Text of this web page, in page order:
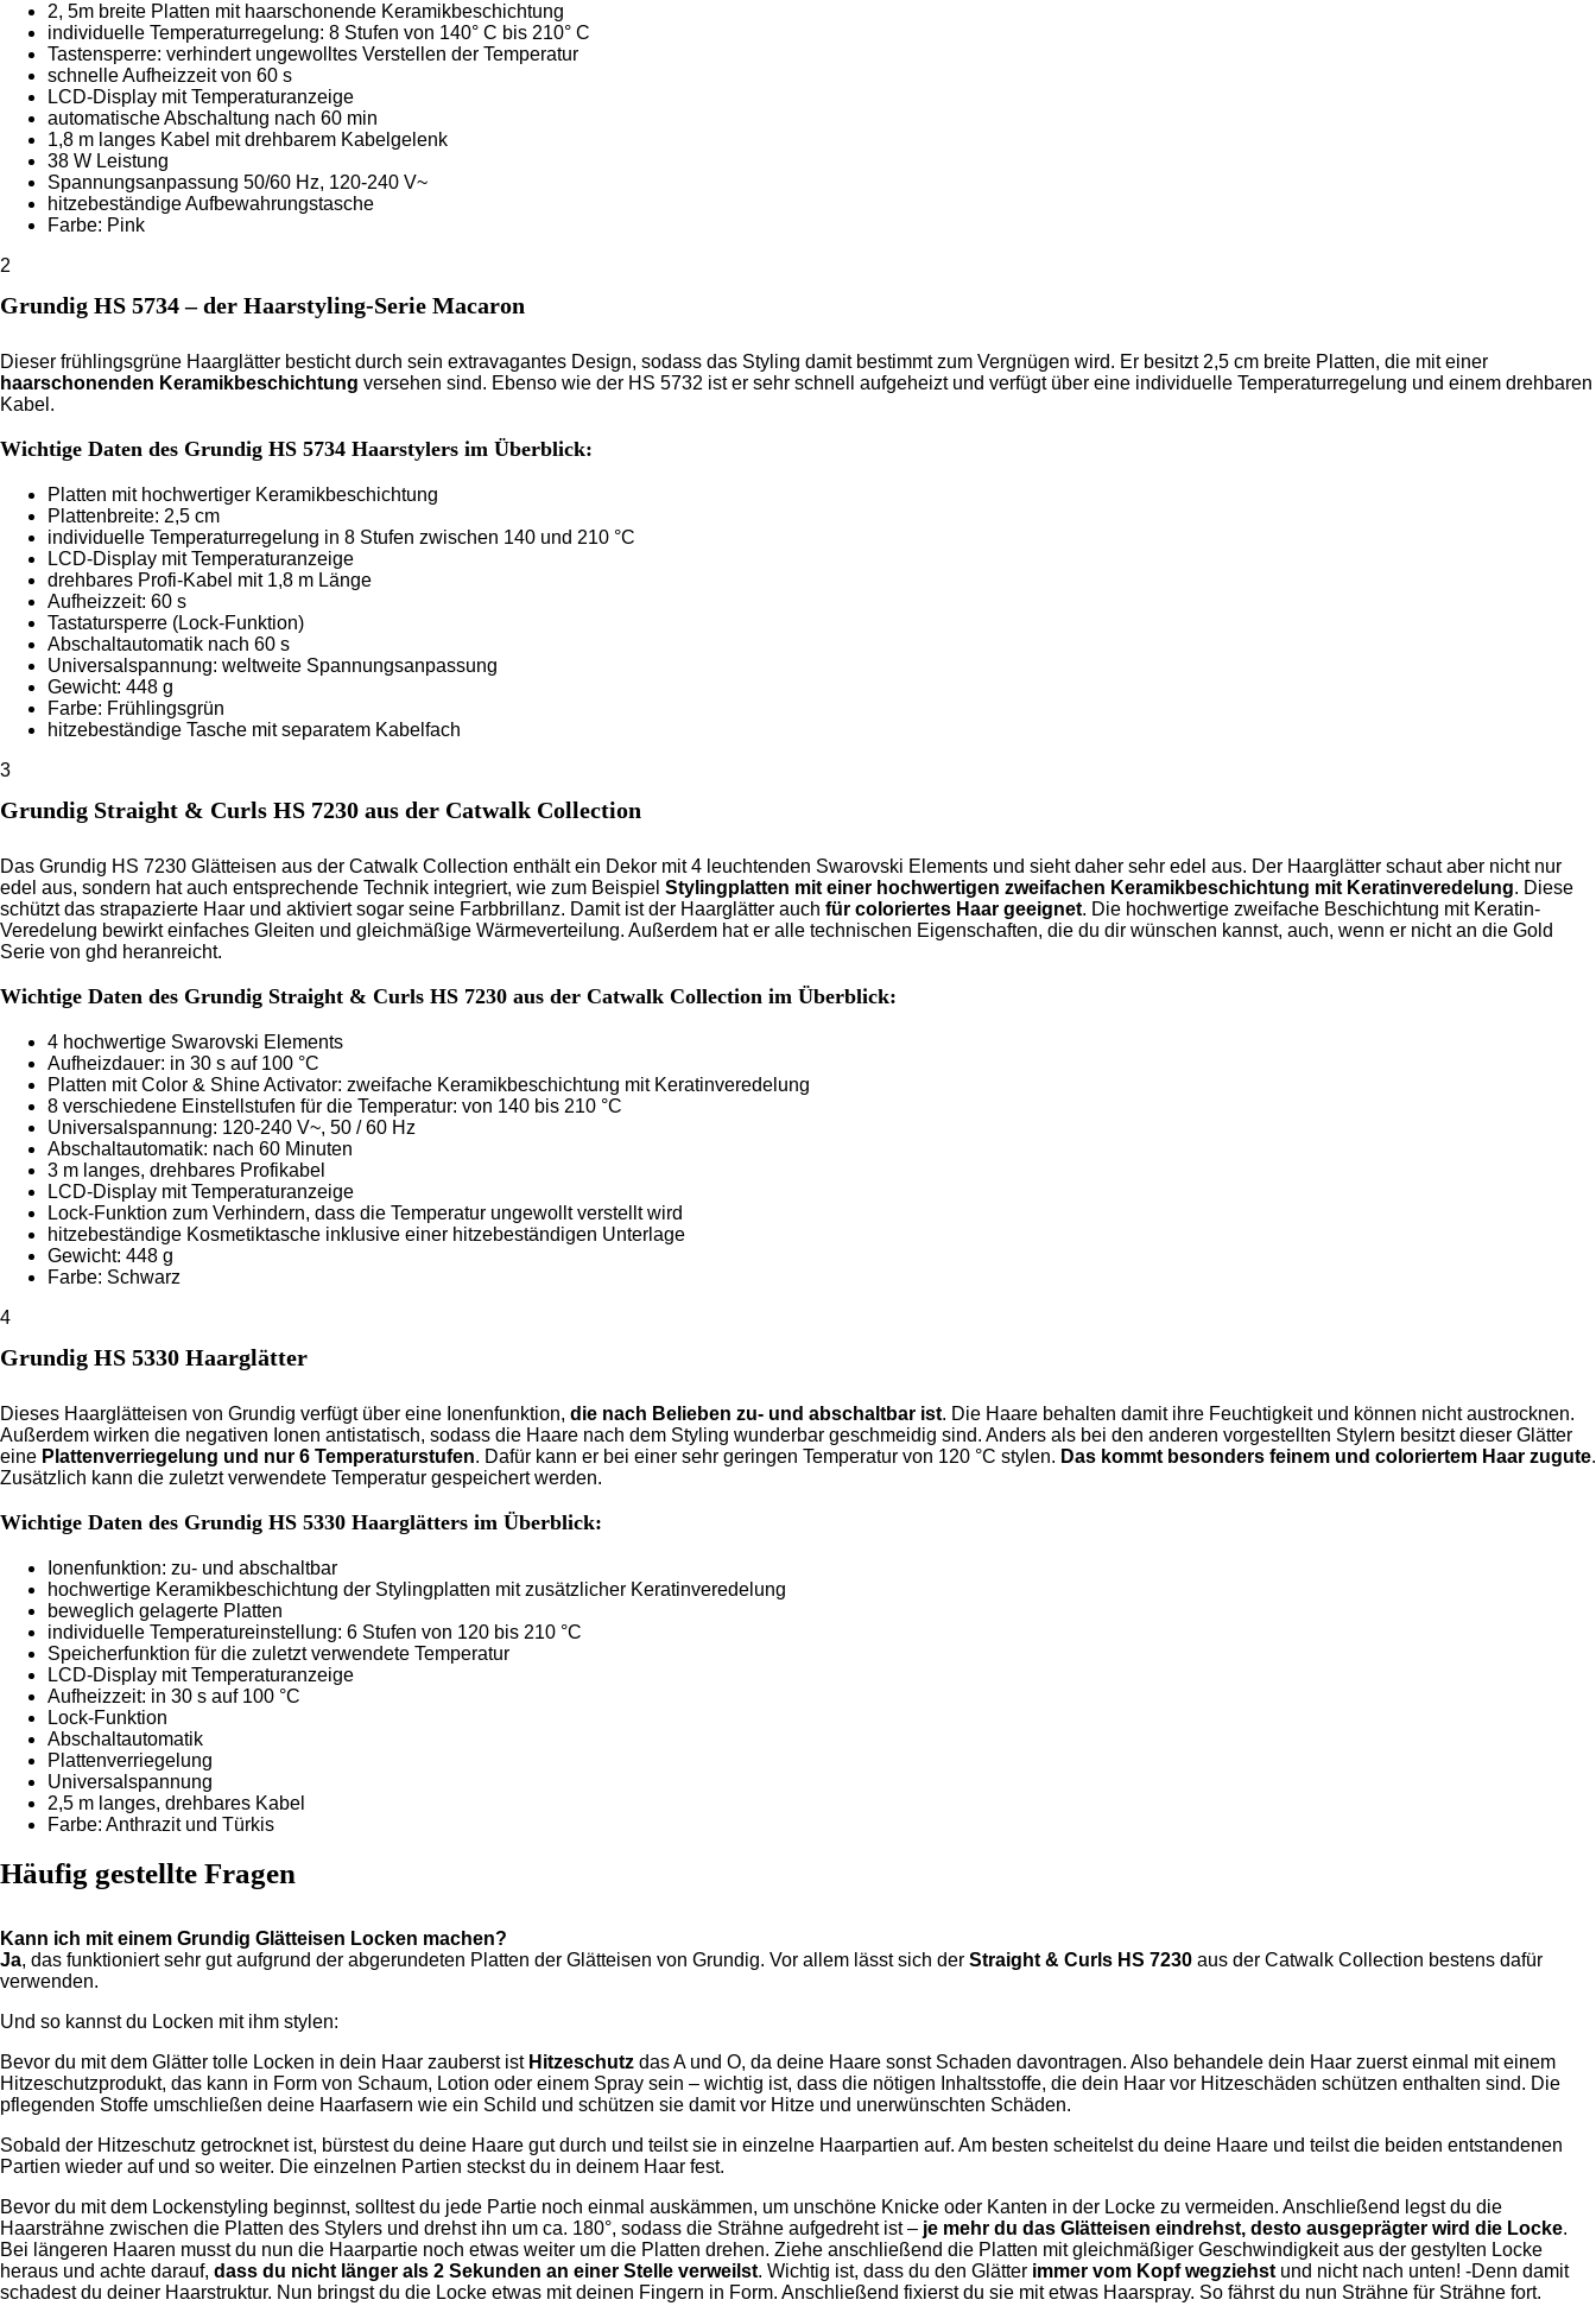
2, 5m breite Platten mit haarschonende Keramikbeschichtung
individuelle Temperaturregelung: 8 Stufen von 140° C bis 210° C
Tastensperre: verhindert ungewolltes Verstellen der Temperatur
schnelle Aufheizzeit von 60 s
LCD-Display mit Temperaturanzeige
automatische Abschaltung nach 60 min
1,8 m langes Kabel mit drehbarem Kabelgelenk
38 W Leistung
Spannungsanpassung 50/60 Hz, 120-240 V~
hitzebeständige Aufbewahrungstasche
Farbe: Pink
2
Grundig HS 5734 – der Haarstyling-Serie Macaron
Dieser frühlingsgrüne Haarglätter besticht durch sein extravagantes Design, sodass das Styling damit bestimmt zum Vergnügen wird. Er besitzt 2,5 cm breite Platten, die mit einer
haarschonenden Keramikbeschichtung versehen sind. Ebenso wie der HS 5732 ist er sehr schnell aufgeheizt und verfügt über eine individuelle Temperaturregelung und einem drehbaren
Kabel.
Wichtige Daten des Grundig HS 5734 Haarstylers im Überblick:
Platten mit hochwertiger Keramikbeschichtung
Plattenbreite: 2,5 cm
individuelle Temperaturregelung in 8 Stufen zwischen 140 und 210 °C
LCD-Display mit Temperaturanzeige
drehbares Profi-Kabel mit 1,8 m Länge
Aufheizzeit: 60 s
Tastatursperre (Lock-Funktion)
Abschaltautomatik nach 60 s
Universalspannung: weltweite Spannungsanpassung
Gewicht: 448 g
Farbe: Frühlingsgrün
hitzebeständige Tasche mit separatem Kabelfach
3
Grundig Straight & Curls HS 7230 aus der Catwalk Collection
Das Grundig HS 7230 Glätteisen aus der Catwalk Collection enthält ein Dekor mit 4 leuchtenden Swarovski Elements und sieht daher sehr edel aus. Der Haarglätter schaut aber nicht nur
edel aus, sondern hat auch entsprechende Technik integriert, wie zum Beispiel Stylingplatten mit einer hochwertigen zweifachen Keramikbeschichtung mit Keratinveredelung. Diese
schützt das strapazierte Haar und aktiviert sogar seine Farbbrillanz. Damit ist der Haarglätter auch für coloriertes Haar geeignet. Die hochwertige zweifache Beschichtung mit Keratin-
Veredelung bewirkt einfaches Gleiten und gleichmäßige Wärmeverteilung. Außerdem hat er alle technischen Eigenschaften, die du dir wünschen kannst, auch, wenn er nicht an die Gold
Serie von ghd heranreicht.
Wichtige Daten des Grundig Straight & Curls HS 7230 aus der Catwalk Collection im Überblick:
4 hochwertige Swarovski Elements
Aufheizdauer: in 30 s auf 100 °C
Platten mit Color & Shine Activator: zweifache Keramikbeschichtung mit Keratinveredelung
8 verschiedene Einstellstufen für die Temperatur: von 140 bis 210 °C
Universalspannung: 120-240 V~, 50 / 60 Hz
Abschaltautomatik: nach 60 Minuten
3 m langes, drehbares Profikabel
LCD-Display mit Temperaturanzeige
Lock-Funktion zum Verhindern, dass die Temperatur ungewollt verstellt wird
hitzebeständige Kosmetiktasche inklusive einer hitzebeständigen Unterlage
Gewicht: 448 g
Farbe: Schwarz
4
Grundig HS 5330 Haarglätter
Dieses Haarglätteisen von Grundig verfügt über eine Ionenfunktion, die nach Belieben zu- und abschaltbar ist. Die Haare behalten damit ihre Feuchtigkeit und können nicht austrocknen.
Außerdem wirken die negativen Ionen antistatisch, sodass die Haare nach dem Styling wunderbar geschmeidig sind. Anders als bei den anderen vorgestellten Stylern besitzt dieser Glätter
eine Plattenverriegelung und nur 6 Temperaturstufen. Dafür kann er bei einer sehr geringen Temperatur von 120 °C stylen. Das kommt besonders feinem und coloriertem Haar zugute.
Zusätzlich kann die zuletzt verwendete Temperatur gespeichert werden.
Wichtige Daten des Grundig HS 5330 Haarglätters im Überblick:
Ionenfunktion: zu- und abschaltbar
hochwertige Keramikbeschichtung der Stylingplatten mit zusätzlicher Keratinveredelung
beweglich gelagerte Platten
individuelle Temperatureinstellung: 6 Stufen von 120 bis 210 °C
Speicherfunktion für die zuletzt verwendete Temperatur
LCD-Display mit Temperaturanzeige
Aufheizzeit: in 30 s auf 100 °C
Lock-Funktion
Abschaltautomatik
Plattenverriegelung
Universalspannung
2,5 m langes, drehbares Kabel
Farbe: Anthrazit und Türkis
Häufig gestellte Fragen
Kann ich mit einem Grundig Glätteisen Locken machen?
Ja, das funktioniert sehr gut aufgrund der abgerundeten Platten der Glätteisen von Grundig. Vor allem lässt sich der Straight & Curls HS 7230 aus der Catwalk Collection bestens dafür
verwenden.
Und so kannst du Locken mit ihm stylen:
Bevor du mit dem Glätter tolle Locken in dein Haar zauberst ist Hitzeschutz das A und O, da deine Haare sonst Schaden davontragen. Also behandele dein Haar zuerst einmal mit einem
Hitzeschutzprodukt, das kann in Form von Schaum, Lotion oder einem Spray sein – wichtig ist, dass die nötigen Inhaltsstoffe, die dein Haar vor Hitzeschäden schützen enthalten sind. Die
pflegenden Stoffe umschließen deine Haarfasern wie ein Schild und schützen sie damit vor Hitze und unerwünschten Schäden.
Sobald der Hitzeschutz getrocknet ist, bürstest du deine Haare gut durch und teilst sie in einzelne Haarpartien auf. Am besten scheitelst du deine Haare und teilst die beiden entstandenen
Partien wieder auf und so weiter. Die einzelnen Partien steckst du in deinem Haar fest.
Bevor du mit dem Lockenstyling beginnst, solltest du jede Partie noch einmal auskämmen, um unschöne Knicke oder Kanten in der Locke zu vermeiden. Anschließend legst du die
Haarsträhne zwischen die Platten des Stylers und drehst ihn um ca. 180°, sodass die Strähne aufgedreht ist – je mehr du das Glätteisen eindrehst, desto ausgeprägter wird die Locke.
Bei längeren Haaren musst du nun die Haarpartie noch etwas weiter um die Platten drehen. Ziehe anschließend die Platten mit gleichmäßiger Geschwindigkeit aus der gestylten Locke
heraus und achte darauf, dass du nicht länger als 2 Sekunden an einer Stelle verweilst. Wichtig ist, dass du den Glätter immer vom Kopf wegziehst und nicht nach unten! -Denn damit
schadest du deiner Haarstruktur. Nun bringst du die Locke etwas mit deinen Fingern in Form. Anschließend fixierst du sie mit etwas Haarspray. So fährst du nun Strähne für Strähne fort.